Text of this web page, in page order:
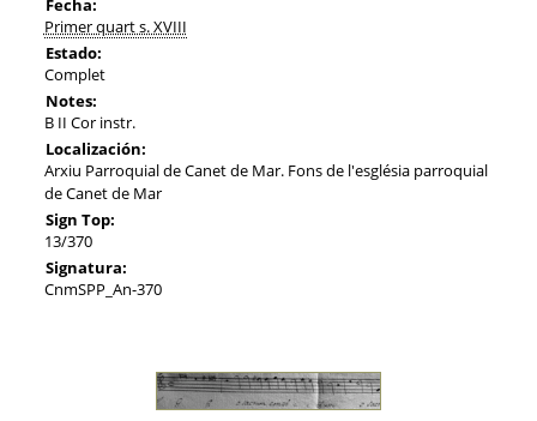
Fecha:
Primer quart s. XVIII
Estado:
Complet
Notes:
B II Cor instr.
Localización:
Arxiu Parroquial de Canet de Mar. Fons de l'església parroquial
de Canet de Mar
Sign Top:
13/370
Signatura:
CnmSPP_An-370